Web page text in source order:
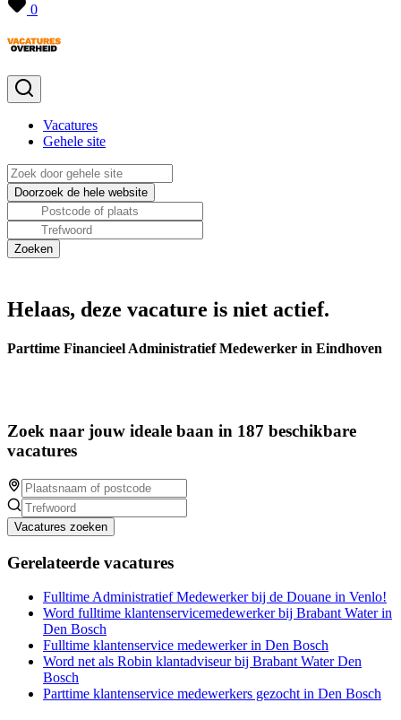
0
Vacatures
Gehele site
Helaas, deze vacature is niet actief.
Parttime Financieel Administratief Medewerker in Eindhoven
Zoek naar jouw ideale baan in 187 beschikbare
vacatures
Vacatures zoeken
Gerelateerde vacatures
Fulltime Administratief Medewerker bij de Douane in Venlo!
Word fulltime klantenservicemedewerker bij Brabant Water in
Den Bosch
Fulltime klantenservice medewerker in Den Bosch
Word net als Robin klantadviseur bij Brabant Water Den
Bosch
Parttime klantenservice medewerkers gezocht in Den Bosch